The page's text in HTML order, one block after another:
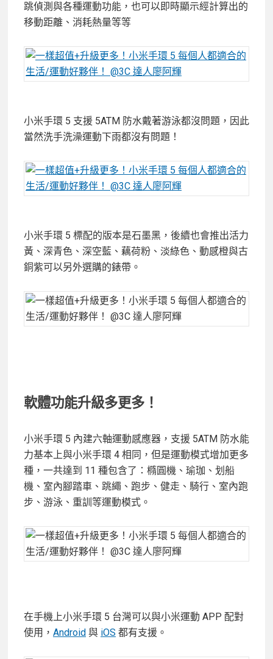
跳偵測與各種運動功能，也可以即時顯示經計算出的
移動距離、消耗熱量等等
小米手環 5 支援 5ATM 防水戴著游泳都沒問題，因此
當然洗手洗澡運動下雨都沒有問題！
小米手環 5 標配的版本是石墨黑，後續也會推出活力
黃、深青色、深空藍、藕荷粉、淡綠色、動感橙與古
銅紫可以另外選購的錶帶。
軟體功能升級多更多！
小米手環 5 內建六軸運動感應器，支援 5ATM 防水能
力基本上與小米手環 4 相同，但是運動模式增加更多
種，一共達到 11 種包含了：橢圓機、瑜珈、划船
機、室內腳踏車、跳繩、跑步、健走、騎行、室內跑
步、游泳、重訓等運動模式。
在手機上小米手環 5 台灣可以與小米運動 APP 配對
使用， Android 與 iOS 都有支援。